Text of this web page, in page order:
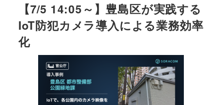
【7/5 14:05～】豊島区が実践する
IoT防犯カメラ導入による業務効率
化